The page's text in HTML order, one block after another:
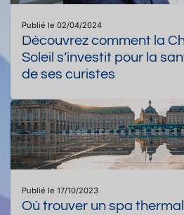
Publié le 02/04/2024
Découvrez comment la
Soleil s’investit pour la
de ses curistes
Publié le 17/10/2023
Où trouver un spa